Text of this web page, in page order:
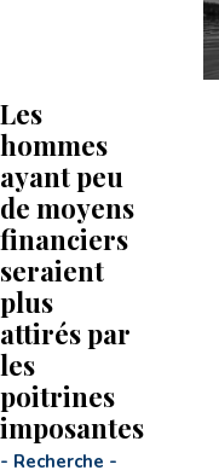
Les
hommes
ayant peu
de moyens
financiers
seraient
plus
attirés par
les
poitrines
imposantes
- Recherche -